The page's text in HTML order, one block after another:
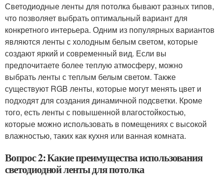
Светодиодные ленты для потолка бывают разных типов,
что позволяет выбрать оптимальный вариант для
конкретного интерьера. Одним из популярных вариантов
являются ленты с холодным белым светом, которые
создают яркий и современный вид. Если вы
предпочитаете более теплую атмосферу, можно
выбрать ленты с теплым белым светом. Также
существуют RGB ленты, которые могут менять цвет и
подходят для создания динамичной подсветки. Кроме
того, есть ленты с повышенной влагостойкостью,
которые можно использовать в помещениях с высокой
влажностью, таких как кухня или ванная комната.
Вопрос 2: Какие преимущества использования
светодиодной ленты для потолка